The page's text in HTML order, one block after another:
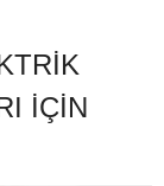
IÇIN